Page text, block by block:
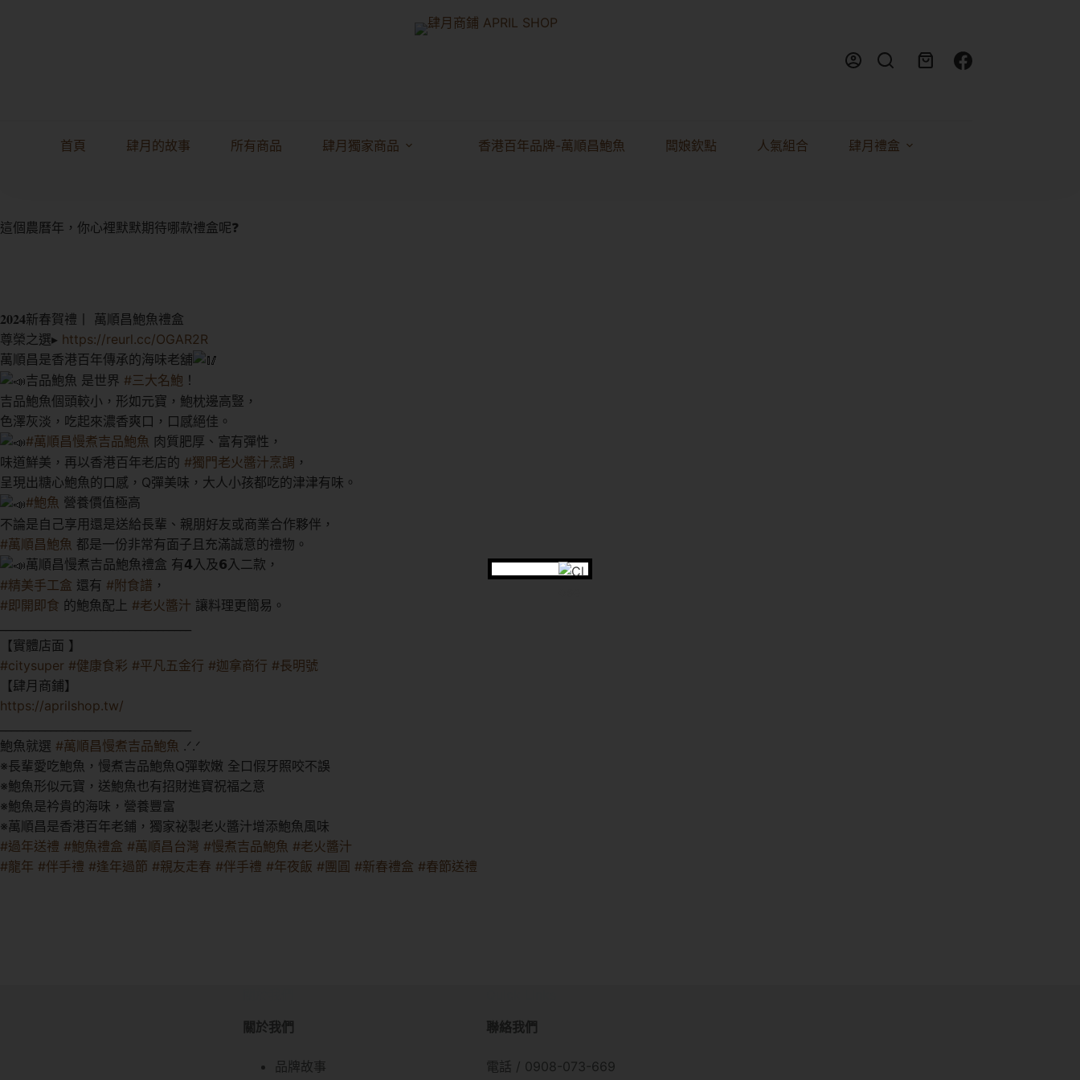
首頁 肆月的故事 所有商品 肆月獨家商品 香港百年品牌-萬順昌鮑魚 闆娘欽點 人氣組合 肆月禮盒
這個農曆年，你心裡默默期待哪款禮盒呢❓
𝟐𝟎𝟐𝟒新春賀禮丨 萬順昌鮑魚禮盒
尊榮之選▸ https://reurl.cc/OGAR2R
萬順昌是香港百年傳承的海味老舖
吉品鮑魚 是世界 #三大名鮑 ！
吉品鮑魚個頭較小，形如元寶，鮑枕邊高豎，
色澤灰淡，吃起來濃香爽口，口感絕佳。
#萬順昌慢煮吉品鮑魚 肉質肥厚、富有彈性，
味道鮮美，再以香港百年老店的 #獨門老火醬汁烹調 ，
呈現出糖心鮑魚的口感，Q彈美味，大人小孩都吃的津津有味。
#鮑魚 營養價值極高
不論是自己享用還是送給長輩、親朋好友或商業合作夥伴，
#萬順昌鮑魚 都是一份非常有面子且充滿誠意的禮物。
萬順昌慢煮吉品鮑魚禮盒 有𝟰入及𝟲入二款，
#精美手工盒 還有 #附食譜 ，
#即開即食 的鮑魚配上 #老火醬汁 讓料理更簡易。
【實體店面 】
#citysuper #健康食彩 #平凡五金行 #迦拿商行 #長明號
【肆月商鋪】
https://aprilshop.tw/
鮑魚就選 #萬順昌慢煮吉品鮑魚 .ᐟ.ᐟ
※長輩愛吃鮑魚，慢煮吉品鮑魚Q彈軟嫩 全口假牙照咬不誤
※鮑魚形似元寶，送鮑魚也有招財進寶祝福之意
※鮑魚是衿貴的海味，營養豐富
※萬順昌是香港百年老鋪，獨家祕製老火醬汁增添鮑魚風味
#過年送禮 #鮑魚禮盒 #萬順昌台灣 #慢煮吉品鮑魚 #老火醬汁
#龍年 #伴手禮 #逢年過節 #親友走春 #伴手禮 #年夜飯 #團圓 #新春禮盒 #春節送禮
關於我們
品牌故事
聯絡我們
電話 / 0908-073-669